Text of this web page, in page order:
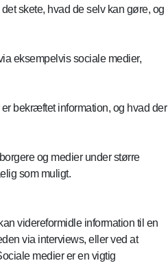
skete, hvad de selv kan gøre, og
eksempelvis sociale medier,
bekræftet information, og hvad der
og medier under større
som muligt.
videreformidle information til en
via interviews, eller ved at
medier er en vigtig